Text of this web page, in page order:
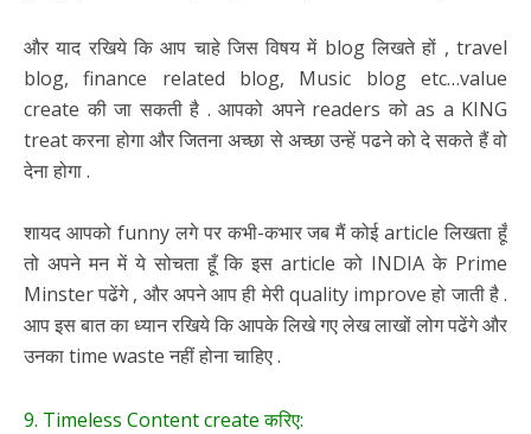
और याद रखिये कि आप चाहे जिस विषय में blog लिखते हों , travel
blog, finance related blog, Music blog etc…value
create की जा सकती है . आपको अपने readers को as a KING
treat करना होगा और जितना अच्छा से अच्छा उन्हें पढने को दे सकते हैं वो
देना होगा .
शायद आपको funny लगे पर कभी-कभार जब मैं कोई article लिखता हूँ
तो अपने मन में ये सोचता हूँ कि इस article को INDIA के Prime
Minster पढेंगे , और अपने आप ही मेरी quality improve हो जाती है .
आप इस बात का ध्यान रखिये कि आपके लिखे गए लेख लाखों लोग पढेंगे और
उनका time waste नहीं होना चाहिए .
9. Timeless Content create करिए: